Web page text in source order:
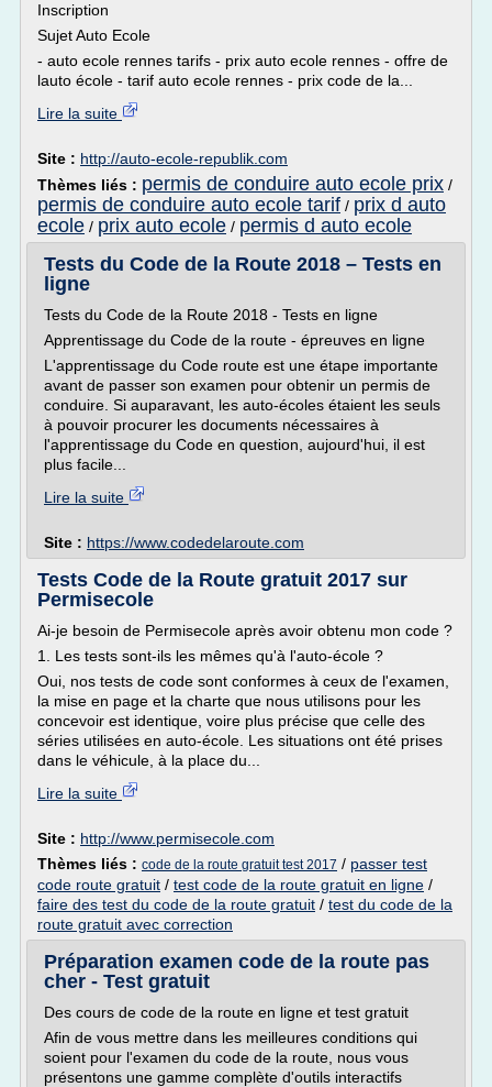
Inscription
Sujet Auto Ecole
- auto ecole rennes tarifs - prix auto ecole rennes - offre de
lauto école - tarif auto ecole rennes - prix code de la...
Lire la suite
Site : http://auto-ecole-republik.com
Thèmes liés : permis de conduire auto ecole prix /
permis de conduire auto ecole tarif / prix d auto
ecole / prix auto ecole / permis d auto ecole
Tests du Code de la Route 2018 – Tests en
ligne
Tests du Code de la Route 2018 - Tests en ligne
Apprentissage du Code de la route - épreuves en ligne
L'apprentissage du Code route est une étape importante
avant de passer son examen pour obtenir un permis de
conduire. Si auparavant, les auto-écoles étaient les seuls
à pouvoir procurer les documents nécessaires à
l'apprentissage du Code en question, aujourd'hui, il est
plus facile...
Lire la suite
Site : https://www.codedelaroute.com
Tests Code de la Route gratuit 2017 sur
Permisecole
Ai-je besoin de Permisecole après avoir obtenu mon code ?
1. Les tests sont-ils les mêmes qu'à l'auto-école ?
Oui, nos tests de code sont conformes à ceux de l'examen,
la mise en page et la charte que nous utilisons pour les
concevoir est identique, voire plus précise que celle des
séries utilisées en auto-école. Les situations ont été prises
dans le véhicule, à la place du...
Lire la suite
Site : http://www.permisecole.com
Thèmes liés : code de la route gratuit test 2017 / passer test
code route gratuit / test code de la route gratuit en ligne /
faire des test du code de la route gratuit / test du code de la
route gratuit avec correction
Préparation examen code de la route pas
cher - Test gratuit
Des cours de code de la route en ligne et test gratuit
Afin de vous mettre dans les meilleures conditions qui
soient pour l'examen du code de la route, nous vous
présentons une gamme complète d'outils interactifs